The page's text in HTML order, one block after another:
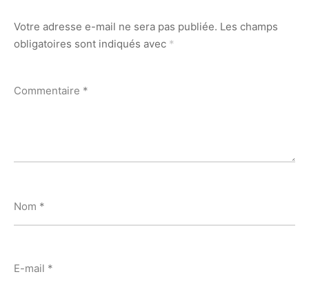
Votre adresse e-mail ne sera pas publiée. Les champs
obligatoires sont indiqués avec *
Commentaire *
Nom *
E-mail *